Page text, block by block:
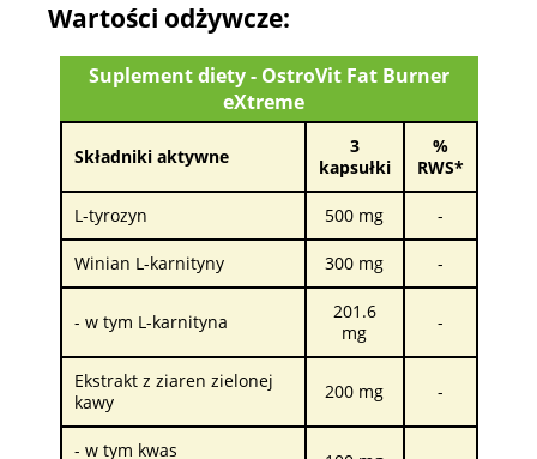
Wartości odżywcze:
Suplement diety - OstroVit Fat Burner
eXtreme
Składniki aktywne
3
kapsułki
%
RWS*
L-tyrozyn 500 mg -
Winian L-karnityny 300 mg -
- w tym L-karnityna
201.6
mg
-
Ekstrakt z ziaren zielonej
kawy
200 mg -
- w tym kwas